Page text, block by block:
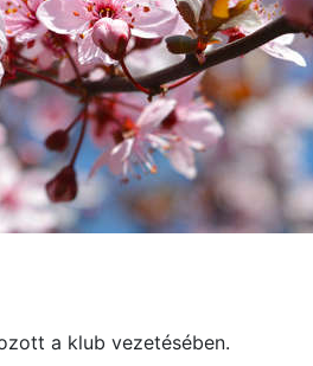
a klub vezetésében.